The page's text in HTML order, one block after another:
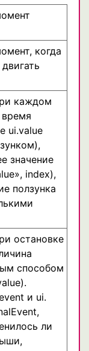
когда
каждом
ui.value
значение
index),
ползунка
остановке
способом
и ui.
ли